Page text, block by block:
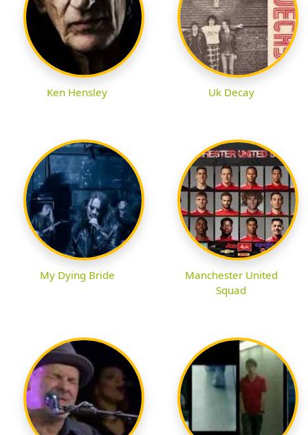
Ken Hensley Uk Decay
My Dying Bride
Manchester United
Squad